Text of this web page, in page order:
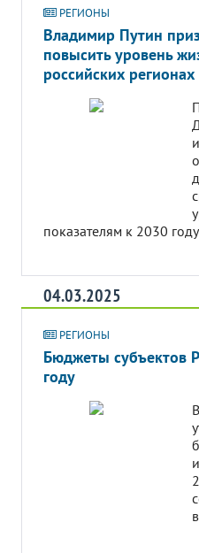
РЕГИОНЫ
Владимир Путин
повысить уровень
российских регионах
показателям к 2030 году
04.03.2025
РЕГИОНЫ
Бюджеты субъектов
году